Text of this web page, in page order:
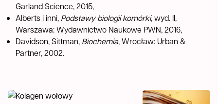
Garland Science, 2015,
Alberts i inni, Podstawy biologii komórki, wyd. II,
Warszawa: Wydawnictwo Naukowe PWN, 2016,
Davidson, Sittman, Biochemia, Wrocław: Urban &
Partner, 2002.
Kolagen wołowy – co to jest i czym się
Typy kolagenu –